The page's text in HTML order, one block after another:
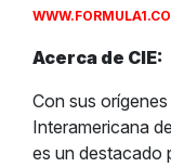
Acerca de CIE:
Con sus
Interamericana
es un destacado